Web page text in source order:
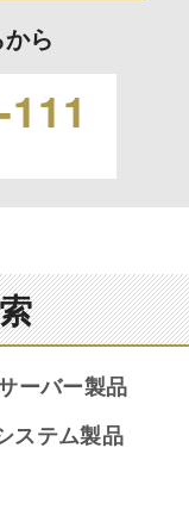
たは削除、利用
へご連絡願いま
た場合、情報の
ら
ーバー製品
ステム製品